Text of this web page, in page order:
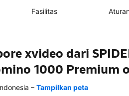
Fasilitas
xvideo dari
1000 Premium
– Tampilkan peta